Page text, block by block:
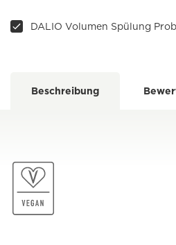
DALIO Volumen Spülung
Beschreibung